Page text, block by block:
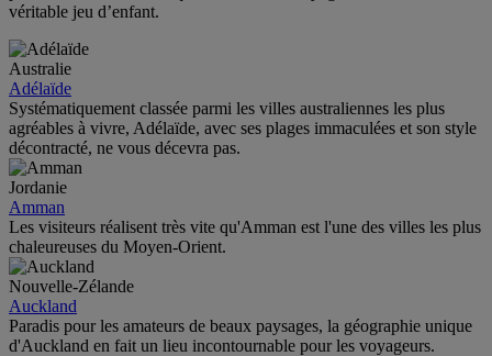
véritable jeu d’enfant.
Australie
Adélaïde
Systématiquement classée parmi les villes australiennes les plus
agréables à vivre, Adélaïde, avec ses plages immaculées et son style
décontracté, ne vous décevra pas.
Jordanie
Amman
Les visiteurs réalisent très vite qu'Amman est l'une des villes les plus
chaleureuses du Moyen-Orient.
Nouvelle-Zélande
Auckland
Paradis pour les amateurs de beaux paysages, la géographie unique
d'Auckland en fait un lieu incontournable pour les voyageurs.